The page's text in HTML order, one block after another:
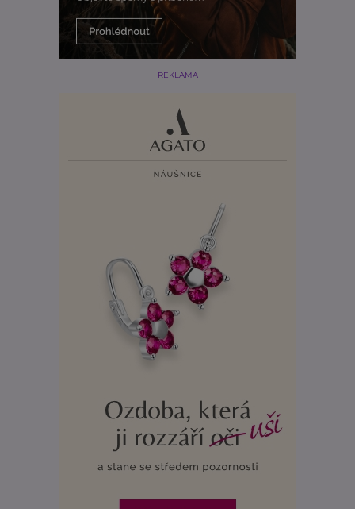
REKLAMA